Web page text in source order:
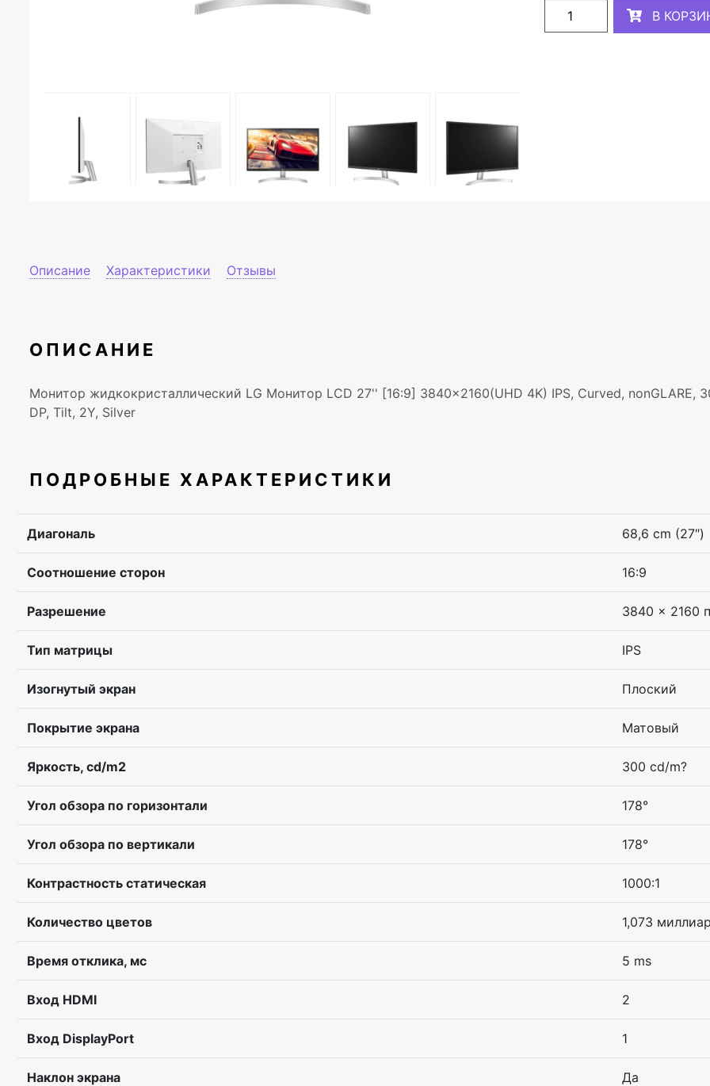
В
Описание Характеристики Отзывы
ОПИСАНИЕ
Монитор жидкокристаллический LG Монитор LCD 27'' [16:9] 3840x2160(UHD 4K) IPS, Curved, nonGLARE,
DP, Tilt, 2Y, Silver
ПОДРОБНЫЕ ХАРАКТЕРИСТИКИ
Диагональ 68,6 cm (27″)
Соотношение сторон 16:9
Разрешение 3840 x 2160
Тип матрицы IPS
Изогнутый экран Плоский
Покрытие экрана Матовый
Яркость, cd/m2 300 cd/m?
Угол обзора по горизонтали 178°
Угол обзора по вертикали 178°
Контрастность статическая 1000:1
Количество цветов 1,073
Время отклика, мс 5 ms
Вход HDMI 2
Вход DisplayPort 1
Наклон экрана Да